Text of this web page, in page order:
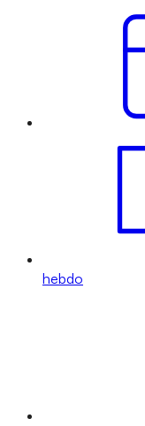
hebdo